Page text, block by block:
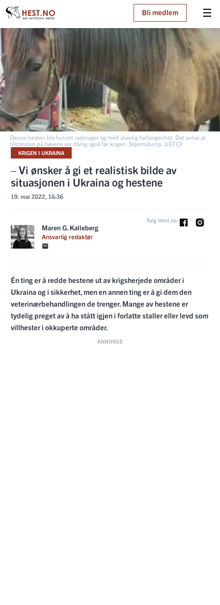
☰
Bli medlem
Denne hesten ble funnet radmager og med alvorlig forfangenhet. Det antas at
tilstanden på høvene var dårlig også før krigen. Skjermdump: UEFCF
KRIGEN I UKRAINA
– Vi ønsker å gi et realistisk bilde av
situasjonen i Ukraina og hestene
19. mai 2022, 16:36
Maren G. Kalleberg
Ansvarlig redaktør
Følg Hest.no:
Én ting er å redde hestene ut av krigsherjede områder i
Ukraina og i sikkerhet, men en annen ting er å gi dem den
veterinærbehandlingen de trenger. Mange av hestene er
tydelig preget av å ha stått igjen i forlatte staller eller levd som
villhester i okkuperte områder.